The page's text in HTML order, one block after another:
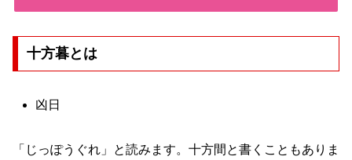
十方暮とは
凶日
「じっぽうぐれ」と読みます。十方間と書くこともありま